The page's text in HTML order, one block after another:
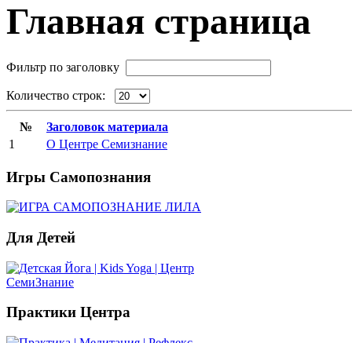
Главная страница
Фильтр по заголовку
Количество строк:
№
Заголовок материала
1
О Центре Семизнание
Игры Самопознания
Для Детей
Практики Центра